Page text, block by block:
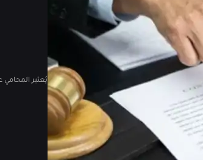
يُعتبر المحامي